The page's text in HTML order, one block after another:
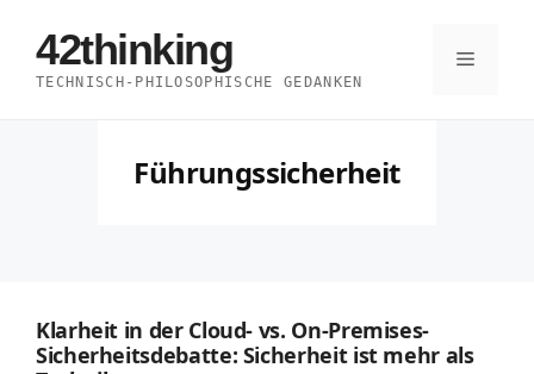
Inhalt
springen
42thinking
TECHNISCH-PHILOSOPHISCHE GEDANKEN
Menü
Führungssicherheit
Klarheit in der Cloud- vs. On-Premises-
Sicherheitsdebatte: Sicherheit ist mehr als